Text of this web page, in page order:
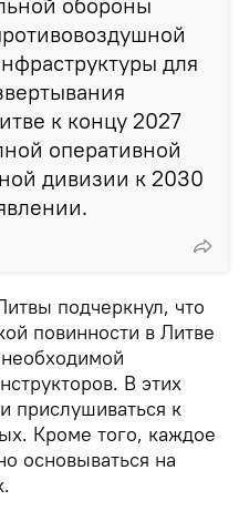
для
к концу 2027
оперативной
дивизии к 2030
подчеркнул, что
повинности в Литве
В этих
прислушиваться к
Кроме того, каждое
основываться на